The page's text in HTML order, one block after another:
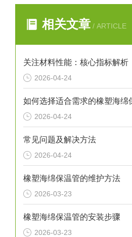
相关文章 / ARTICLE
关注材料性能：核心指标解析
2026-04-24
如何选择适合需求的橡塑海绵
2026-04-24
常见问题及解决方法
2026-04-24
橡塑海绵保温管的维护方法
2026-03-23
橡塑海绵保温管的安装步骤
2026-03-23